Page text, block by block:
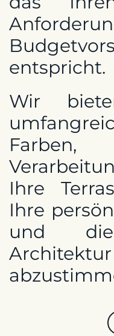
entspricht.
Wir
Ihre
Ihre
und die